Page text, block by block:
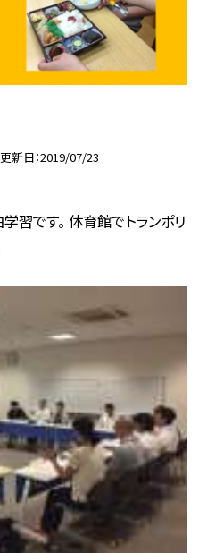
更新日 2019/07/23
習です。 体育館でトランポリ